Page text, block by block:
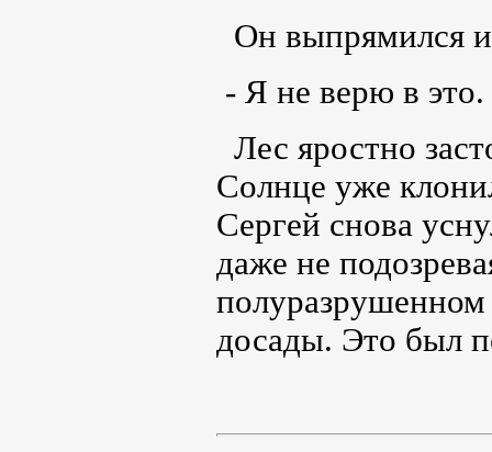
Он выпрямился и
- Я не верю в
Лес яростно
Солнце уже
Сергей снова
даже не
полуразрушенном
досады. Это был